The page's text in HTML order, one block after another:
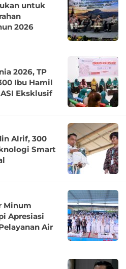
untuk
2026
2026, TP
Ibu Hamil
Eksklusif
Alrif, 300
Smart
Minum
Apresiasi
Air